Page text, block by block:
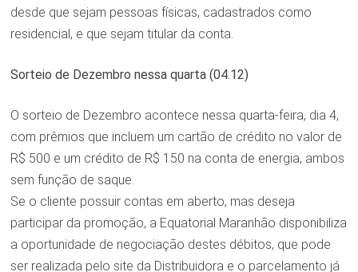
desde que sejam pessoas físicas, cadastrados como
residencial, e que sejam titular da conta.
Sorteio de Dezembro nessa quarta (04.12)
O sorteio de Dezembro acontece nessa quarta-feira, dia 4,
com prêmios que incluem um cartão de crédito no valor de
R$ 500 e um crédito de R$ 150 na conta de energia, ambos
sem função de saque.
Se o cliente possuir contas em aberto, mas deseja
participar da promoção, a Equatorial Maranhão disponibiliza
a oportunidade de negociação destes débitos, que pode
ser realizada pelo site da Distribuidora e o parcelamento já